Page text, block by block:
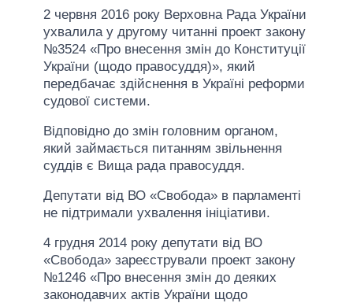
2 червня 2016 року Верховна Рада України
ухвалила у другому читанні проект закону
№3524 «Про внесення змін до Конституції
України (щодо правосуддя)», який
передбачає здійснення в Україні реформи
судової системи.
Відповідно до змін головним органом,
який займається питанням звільнення
суддів є Вища рада правосуддя.
Депутати від ВО «Свобода» в парламенті
не підтримали ухвалення ініціативи.
4 грудня 2014 року депутати від ВО
«Свобода» зареєстрували проект закону
№1246 «Про внесення змін до деяких
законодавчих актів України щодо